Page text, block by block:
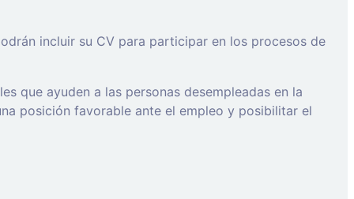
incluir su CV para participar en los procesos de
que ayuden a las personas desempleadas en la
posición favorable ante el empleo y posibilitar el